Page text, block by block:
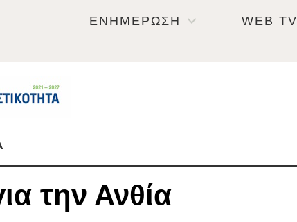
ΕΝΗΜΕΡΩΣΗ WEB TV
την Ανθία